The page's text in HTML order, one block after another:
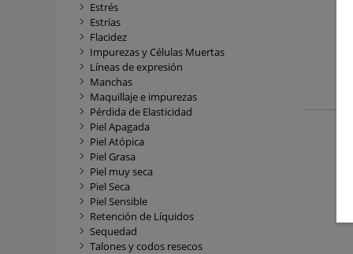
Estrés
Estrías
Flacidez
Impurezas y Células Muertas
Líneas de expresión
Manchas
Maquillaje e impurezas
Pérdida de Elasticidad
Piel Apagada
Piel Atópica
Piel Grasa
Piel muy seca
Piel Seca
Piel Sensible
Retención de Líquidos
Sequedad
Talones y codos resecos